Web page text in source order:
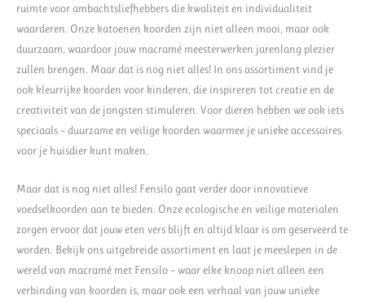
ruimte voor ambachtsliefhebbers die kwaliteit en individualiteit
waarderen. Onze katoenen koorden zijn niet alleen mooi, maar ook
duurzaam, waardoor jouw macramé meesterwerken jarenlang plezier
zullen brengen. Maar dat is nog niet alles! In ons assortiment vind je
ook kleurrijke koorden voor kinderen, die inspireren tot creatie en de
creativiteit van de jongsten stimuleren. Voor dieren hebben we ook iets
speciaals – duurzame en veilige koorden waarmee je unieke accessoires
voor je huisdier kunt maken.
Maar dat is nog niet alles! Fensilo gaat verder door innovatieve
voedselkoorden aan te bieden. Onze ecologische en veilige materialen
zorgen ervoor dat jouw eten vers blijft en altijd klaar is om geserveerd te
worden. Bekijk ons uitgebreide assortiment en laat je meeslepen in de
wereld van macramé met Fensilo – waar elke knoop niet alleen een
verbinding van koorden is, maar ook een verhaal van jouw unieke